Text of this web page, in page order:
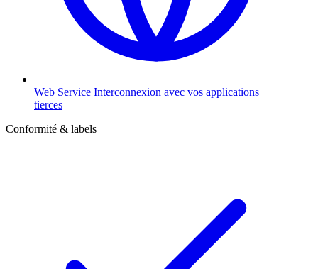
Web Service Interconnexion avec vos applications
tierces
Conformité & labels